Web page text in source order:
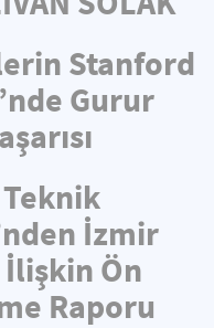
Stanford
Gurur
İzmir
Ön
Raporu